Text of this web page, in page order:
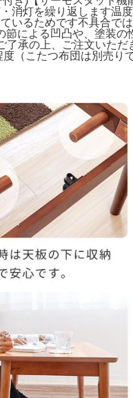
消灯を繰り返します
いるためです不具合
による凹凸や、塗装
了承の上、ご注文いた
（こたつ布団は別売りで